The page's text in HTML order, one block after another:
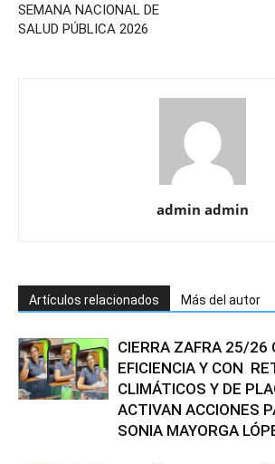
SEMANA NACIONAL DE
SALUD PÚBLICA 2026
admin admin
Artículos relacionados Más del autor
CIERRA ZAFRA 25/26
EFICIENCIA Y CON
CLIMÁTICOS Y DE
ACTIVAN ACCIONES
SONIA MAYORGA